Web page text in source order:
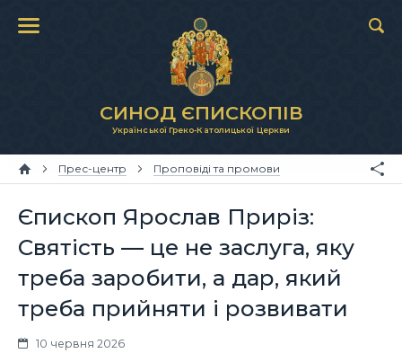
СИНОД ЄПИСКОПІВ
Української Греко-Католицької Церкви
Прес-центр Проповіді та промови
Єпископ Ярослав Приріз:
Святість — це не заслуга, яку
треба заробити, а дар, який
треба прийняти і розвивати
10 червня 2026